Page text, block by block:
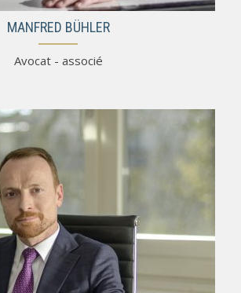
MANFRED BÜHLER
Avocat - associé